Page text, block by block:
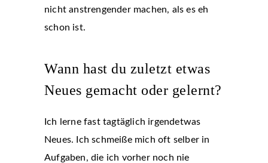
nicht anstrengender machen, als es eh
schon ist.
Wann hast du zuletzt etwas
Neues gemacht oder gelernt?
Ich lerne fast tagtäglich irgendetwas
Neues. Ich schmeiße mich oft selber in
Aufgaben, die ich vorher noch nie